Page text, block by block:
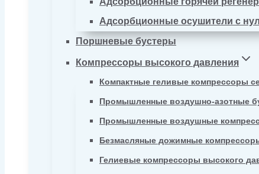
Адсорбционные осушители с
Поршневые бустеры
Компрессоры высокого давления
Компактные геливые компрессоры
Промышленные воздушно-азотные
Промышленные воздушные
Безмасляные дожимные
Гелиевые компрессоры высокого